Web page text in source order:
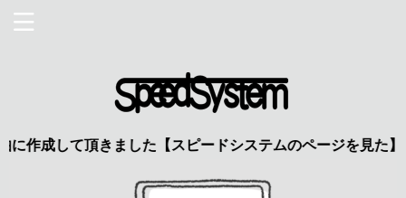
きました【スピードシステムのページを見た】で特典あり